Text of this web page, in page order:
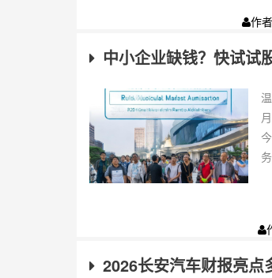
作
中小企业缺钱？快试试
2026长安汽车财报亮